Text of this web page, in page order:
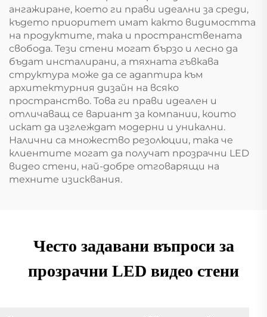
ангажиране, което ги прави идеални за среди,
където приоритет имат както видимостта
на продуктите, така и пространствената
свобода. Тези стени могат бързо и лесно да
бъдат инсталирани, а тяхната гъвкава
структура може да се адаптира към
архитектурния дизайн на всяко
пространство. Това ги прави идеален и
отличаващ се вариант за компании, които
искат да изглеждат модерни и уникални.
Налични са множество резолюции, така че
клиентите могат да получат прозрачни LED
видео стени, най-добре отговарящи на
техните изисквания.
Често задавани въпроси за
прозрачни LED видео стени